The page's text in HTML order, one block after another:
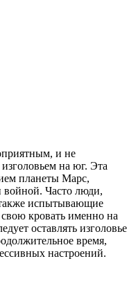
и не
на юг. Эта
планеты Марс,
Часто люди,
испытывающие
кровать именно на
оставлять изголовье
время,
настроений.